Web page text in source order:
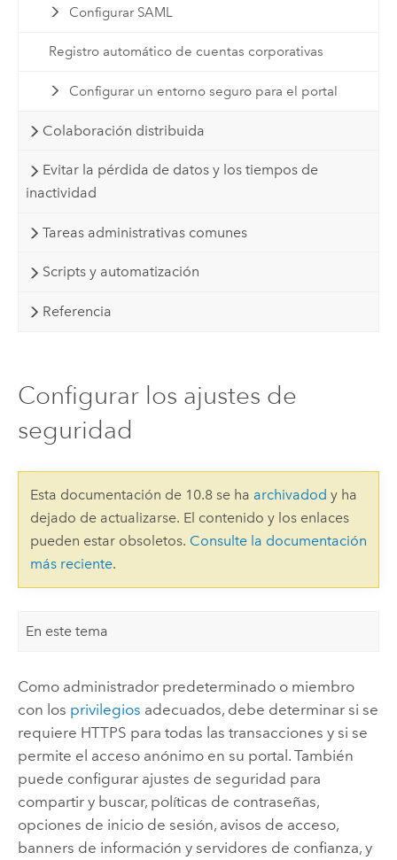
Configurar SAML
Registro automático de cuentas corporativas
Configurar un entorno seguro para el portal
Colaboración distribuida
Evitar la pérdida de datos y los tiempos de
inactividad
Tareas administrativas comunes
Scripts y automatización
Referencia
Configurar los ajustes de
seguridad
Esta documentación de 10.8 se ha archivadod y ha
dejado de actualizarse. El contenido y los enlaces
pueden estar obsoletos. Consulte la documentación
más reciente.
En este tema
Como administrador predeterminado o miembro
con los privilegios adecuados, debe determinar si se
requiere HTTPS para todas las transacciones y si se
permite el acceso anónimo en su portal. También
puede configurar ajustes de seguridad para
compartir y buscar, políticas de contraseñas,
opciones de inicio de sesión, avisos de acceso,
banners de información y servidores de confianza, y